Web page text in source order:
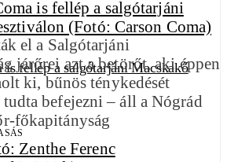
is fellép a salgótarjáni Macskakő
el a Salgótarjáni
járőrei azt a betörőt, aki éppen
ki, bűnös ténykedését
tudta befejezni – áll a Nógrád
főkapitányság